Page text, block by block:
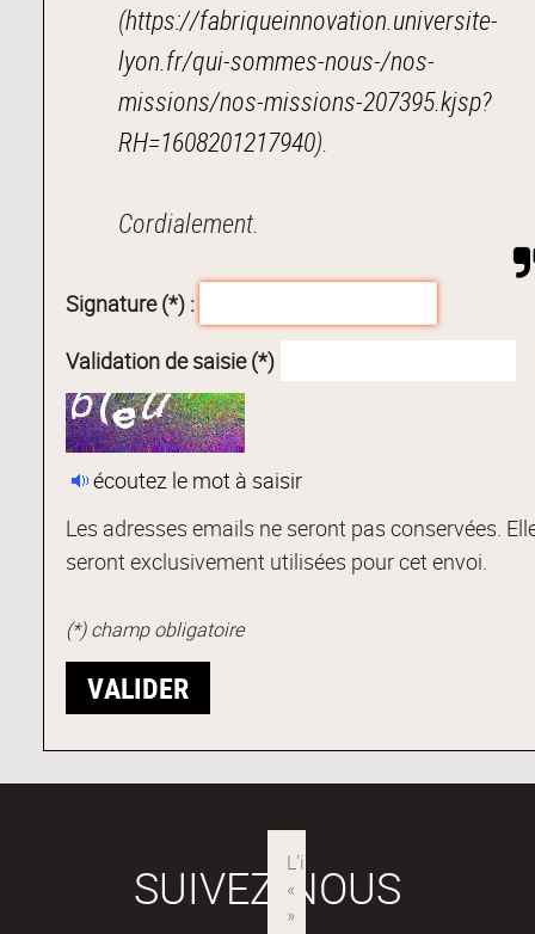
(https://fabriqueinnovation.universite-
lyon.fr/qui-sommes-nous-/nos-
missions/nos-missions-207395.kjsp?
RH=1608201217940).
Cordialement.
Signature (*) :
Validation de saisie (*)
écoutez le mot à saisir
Les adresses emails ne seront pas conservées.
seront exclusivement utilisées pour cet envoi.
(*) champ obligatoire
SUIVEZ-NOUS